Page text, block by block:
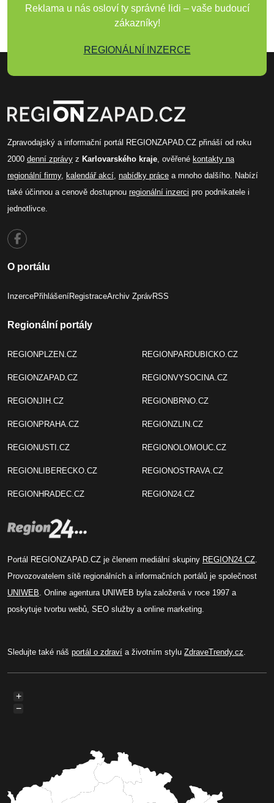
Reklama u nás osloví ty správné lidi – vaše budoucí
zákazníky!
REGIONÁLNÍ INZERCE
Zpravodajský a informační portál REGIONZAPAD.CZ přináší od roku
2000 denní zprávy z Karlovarského kraje, ověřené kontakty na
regionální firmy, kalendář akcí, nabídky práce a mnoho dalšího. Nabízí
také účinnou a cenově dostupnou regionální inzerci pro podnikatele i
jednotlivce.
O portálu
InzercePřihlášeníRegistraceArchiv ZprávRSS
Regionální portály
REGIONPLZEN.CZ
REGIONZAPAD.CZ
REGIONJIH.CZ
REGIONPRAHA.CZ
REGIONUSTI.CZ
REGIONLIBERECKO.CZ
REGIONHRADEC.CZ
REGIONPARDUBICKO.CZ
REGIONVYSOCINA.CZ
REGIONBRNO.CZ
REGIONZLIN.CZ
REGIONOLOMOUC.CZ
REGIONOSTRAVA.CZ
REGION24.CZ
Portál REGIONZAPAD.CZ je členem mediální skupiny REGION24.CZ.
Provozovatelem sítě regionálních a informačních portálů je společnost
UNIWEB. Online agentura UNIWEB byla založená v roce 1997 a
poskytuje tvorbu webů, SEO služby a online marketing.
Sledujte také náš portál o zdraví a životním stylu ZdraveTrendy.cz.
+
−